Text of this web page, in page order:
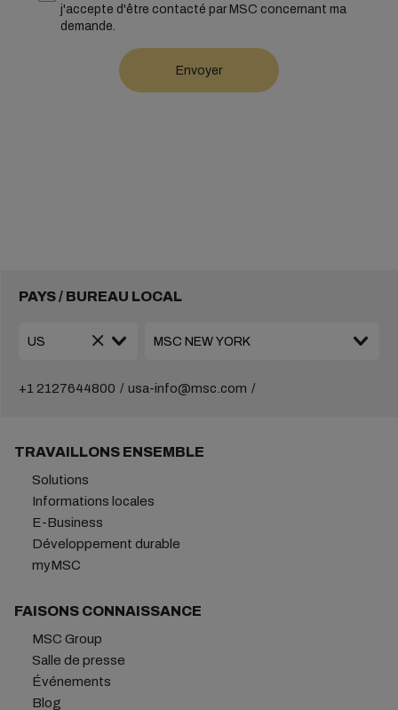
j'accepte d'être contacté par MSC concernant ma
demande.
PAYS / BUREAU LOCAL
+1 2127644800 usa-info@msc.com
TRAVAILLONS ENSEMBLE
Solutions
Informations locales
E-Business
Développement durable
myMSC
FAISONS CONNAISSANCE
MSC Group
Salle de presse
Événements
Blog